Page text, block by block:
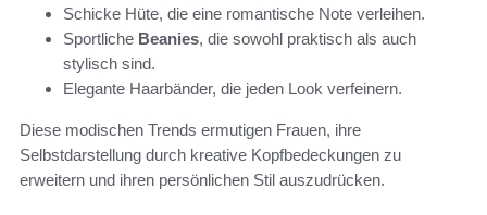
Schicke Hüte, die eine romantische Note verleihen.
Sportliche Beanies, die sowohl praktisch als auch
stylisch sind.
Elegante Haarbänder, die jeden Look verfeinern.
Diese modischen Trends ermutigen Frauen, ihre
Selbstdarstellung durch kreative Kopfbedeckungen zu
erweitern und ihren persönlichen Stil auszudrücken.